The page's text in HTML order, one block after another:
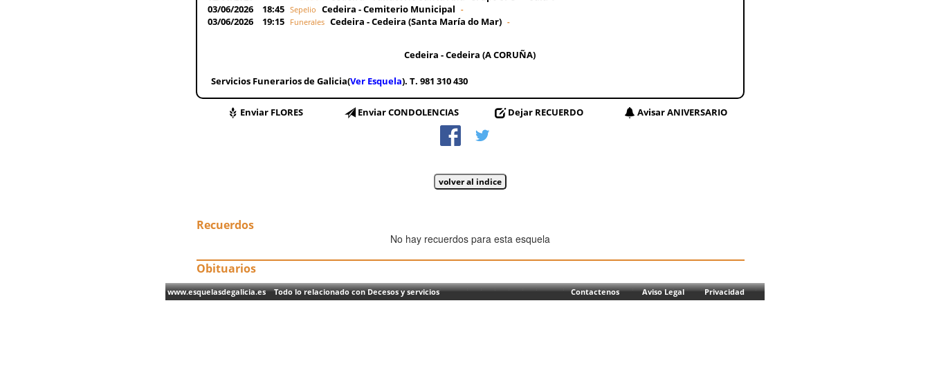
03/06/2026
18:45 Sepelio Cedeira - Cemiterio Municipal -
03/06/2026 19:15 Funerales Cedeira - Cedeira (Santa María do Mar) -
Cedeira - Cedeira (A CORUÑA)
Servicios Funerarios de Galicia(Ver Esquela). T. 981 310 430
Enviar FLORES Enviar CONDOLENCIAS Dejar RECUERDO Avisar ANIVERSARIO
Recuerdos
No hay recuerdos para esta esquela
Obituarios
www.esquelasdegalicia.es Todo lo relacionado con Decesos y servicios Contactenos Aviso Legal Privacidad